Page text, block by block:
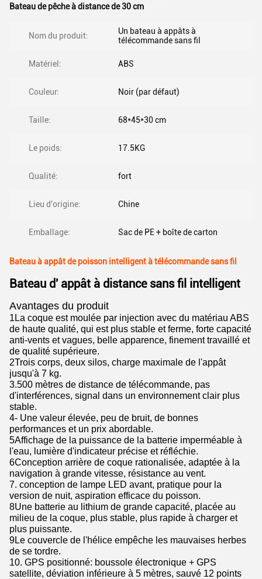
Bateau de pêche à distance de 30 cm
Nom du produit:
Un bateau à appâts à
télécommande sans fil
Matériel: ABS
Couleur: Noir (par défaut)
Taille: 68*45*30 cm
Le poids: 17.5KG
Qualité: fort
Lieu d'origine: Chine
Emballage: Sac de PE + boîte de carton
Bateau à appât de poisson intelligent à télécommande sans fil
Bateau d' appât à distance sans fil intelligent
Avantages du produit
1La coque est moulée par injection avec du matériau ABS
de haute qualité, qui est plus stable et ferme, forte capacité
anti-vents et vagues, belle apparence, finement travaillé et
de qualité supérieure.
2Trois corps, deux silos, charge maximale de l'appât
jusqu'à 7 kg.
3.500 mètres de distance de télécommande, pas
d'interférences, signal dans un environnement clair plus
stable.
4- Une valeur élevée, peu de bruit, de bonnes
performances et un prix abordable.
5Affichage de la puissance de la batterie imperméable à
l'eau, lumière d'indicateur précise et réfléchie.
6Conception arrière de coque rationalisée, adaptée à la
navigation à grande vitesse, résistance au vent.
7. conception de lampe LED avant, pratique pour la
version de nuit, aspiration efficace du poisson.
8Une batterie au lithium de grande capacité, placée au
milieu de la coque, plus stable, plus rapide à charger et
plus puissante.
9Le couvercle de l'hélice empêche les mauvaises herbes
de se tordre.
10. GPS positionné: boussole électronique + GPS
satellite, déviation inférieure à 5 mètres, sauvé 12 points